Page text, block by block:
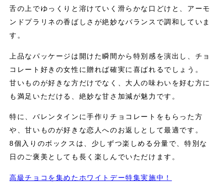
舌の上でゆっくりと溶けていく滑らかな口どけと、アーモ
ンドプラリネの香ばしさが絶妙なバランスで調和していま
す。
上品なパッケージは開けた瞬間から特別感を演出し、チョ
コレート好きの女性に贈れば確実に喜ばれるでしょう。
甘いものが好きな方だけでなく、大人の味わいを好む方に
も満足いただける、絶妙な甘さ加減が魅力です。
特に、バレンタインに手作りチョコレートをもらった方
や、甘いものが好きな恋人へのお返しとして最適です。
8個入りのボックスは、少しずつ楽しめる分量で、特別な
日のご褒美としても長く楽しんでいただけます。
高級チョコを集めたホワイトデー特集実施中！